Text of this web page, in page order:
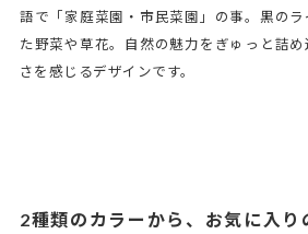
語で「家庭菜園・市民菜園」の事。黒の
た野菜や草花。自然の魅力をぎゅっと詰
さを感じるデザインです。
2種類のカラーから、お気に入り